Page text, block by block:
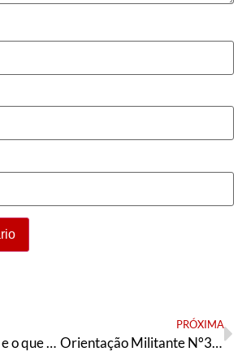
Haddad, Alckmin e o que seria “melhor para São Paulo”
PRÓXIMA
Orientação Militante N°301 (01 de novembro de 2021)